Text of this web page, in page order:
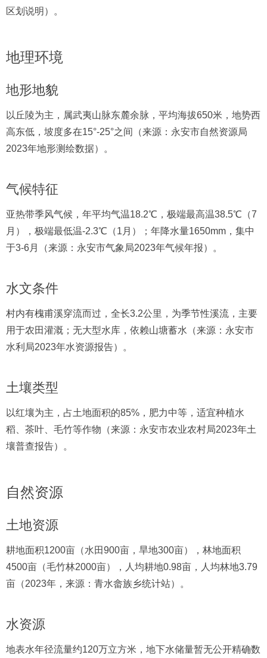
区划说明）。
地理环境
地形地貌
以丘陵为主，属武夷山脉东麓余脉，平均海拔650米，地势西
高东低，坡度多在15°-25°之间（来源：永安市自然资源局
2023年地形测绘数据）。
气候特征
亚热带季风气候，年平均气温18.2℃，极端最高温38.5℃（7
月），极端最低温-2.3℃（1月）；年降水量1650mm，集中
于3-6月（来源：永安市气象局2023年气候年报）。
水文条件
村内有槐甫溪穿流而过，全长3.2公里，为季节性溪流，主要
用于农田灌溉；无大型水库，依赖山塘蓄水（来源：永安市
水利局2023年水资源报告）。
土壤类型
以红壤为主，占土地面积的85%，肥力中等，适宜种植水
稻、茶叶、毛竹等作物（来源：永安市农业农村局2023年土
壤普查报告）。
自然资源
土地资源
耕地面积1200亩（水田900亩，旱地300亩），林地面积
4500亩（毛竹林2000亩），人均耕地0.98亩，人均林地3.79
亩（2023年，来源：青水畲族乡统计站）。
水资源
地表水年径流量约120万立方米，地下水储量暂无公开精确数